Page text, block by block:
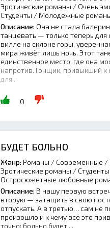
Эротические романы / Очень
Студенты / Молодежные
Описание: Она не стала
танцевать — только теперь для
вилле на склоне горы,
мира живёт лишь ночь. Этот
единственное место, где она
напротив. Гонщик, привыкший к
для...
0
БУДЕТ БОЛЬНО
Жанр: Романы / Современные /
Эротические романы /
Остросюжетные любовные
Описание: В нашу первую
вторую — затащить в свою
отпускать. А в третью… сам не
произошло и к чему всё это
точно: больно будет....